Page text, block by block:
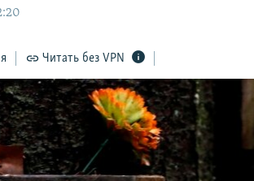
Читать без VPN